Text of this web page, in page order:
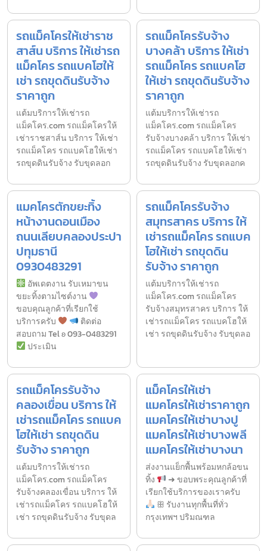
รถแม็คโครให้เช่าราช
สาส์น บริการ ให้เช่ารถ
แม็คโคร รถแบคโฮให้
เช่า รถขุดดินรับจ้าง
ราคาถูก
แต้มบริการให้เช่ารถ
แม็คโคร.com รถแม็คโครให้
เช่าราชสาส์น บริการ ให้เช่า
รถแม็คโคร รถแบคโฮให้เช่า
รถขุดดินรับจ้าง รับขุดลอก
รถแม็คโครรับจ้าง
บางคล้า บริการ ให้เช่า
รถแม็คโคร รถแบคโฮ
ให้เช่า รถขุดดินรับจ้าง
ราคาถูก
แต้มบริการให้เช่ารถ
แม็คโคร.com รถแม็คโคร
รับจ้างบางคล้า บริการ ให้เช่า
รถแม็คโคร รถแบคโฮให้เช่า
รถขุดดินรับจ้าง รับขุดลอกค
แมคโครตักขยะทิ้ง
หน้างานดอนเมือง
ถนนเลียบคลองประปา
ปทุมธานี
0930483291
อัพเดตงาน รับเหมาขน
ขยะทิ้งตามไซต์งาน
ขอบคุณลูกค้าที่เรียกใช้
บริการครับ
ติดต่อ
สอบถาม Tel ʚ 093-0483291
ประเมิน
รถแม็คโครรับจ้าง
สมุทรสาคร บริการ ให้
เช่ารถแม็คโคร รถแบค
โฮให้เช่า รถขุดดิน
รับจ้าง ราคาถูก
แต้มบริการให้เช่ารถ
แม็คโคร.com รถแม็คโคร
รับจ้างสมุทรสาคร บริการ ให้
เช่ารถแม็คโคร รถแบคโฮให้
เช่า รถขุดดินรับจ้าง รับขุดลอ
รถแม็คโครรับจ้าง
คลองเขื่อน บริการ ให้
เช่ารถแม็คโคร รถแบค
โฮให้เช่า รถขุดดิน
รับจ้าง ราคาถูก
แต้มบริการให้เช่ารถ
แม็คโคร.com รถแม็คโคร
รับจ้างคลองเขื่อน บริการ ให้
เช่ารถแม็คโคร รถแบคโฮให้
เช่า รถขุดดินรับจ้าง รับขุดล
แม็คโครให้เช่า
แมคโครให้เช่าราคาถูก
แมคโครให้เช่าบางปู
แมคโครให้เช่าบางพลี
แมคโครให้เช่าบางนา
ส่งงานแย็กพื้นพร้อมหกล้อขน
ทิ้ง
➜ ขอบพระคุณลูกค้าที่
เรียกใช้บริการของเราครับ
ꕥ รับงานทุกพื้นที่ทั่ว
กรุงเทพฯ ปริมณฑล